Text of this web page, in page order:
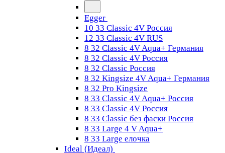
Egger
10 33 Classic 4V Россия
12 33 Classic 4V RUS
8 32 Classic 4V Aqua+ Германия
8 32 Classic 4V Россия
8 32 Classic Россия
8 32 Kingsize 4V Aqua+ Германия
8 32 Pro Kingsize
8 33 Classic 4V Aqua+ Россия
8 33 Classic 4V Россия
8 33 Classic без фаски Россия
8 33 Large 4 V Aqua+
8 33 Large елочка
Ideal (Идеал)